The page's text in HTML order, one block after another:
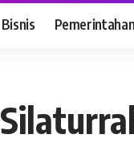
Pemerintahan